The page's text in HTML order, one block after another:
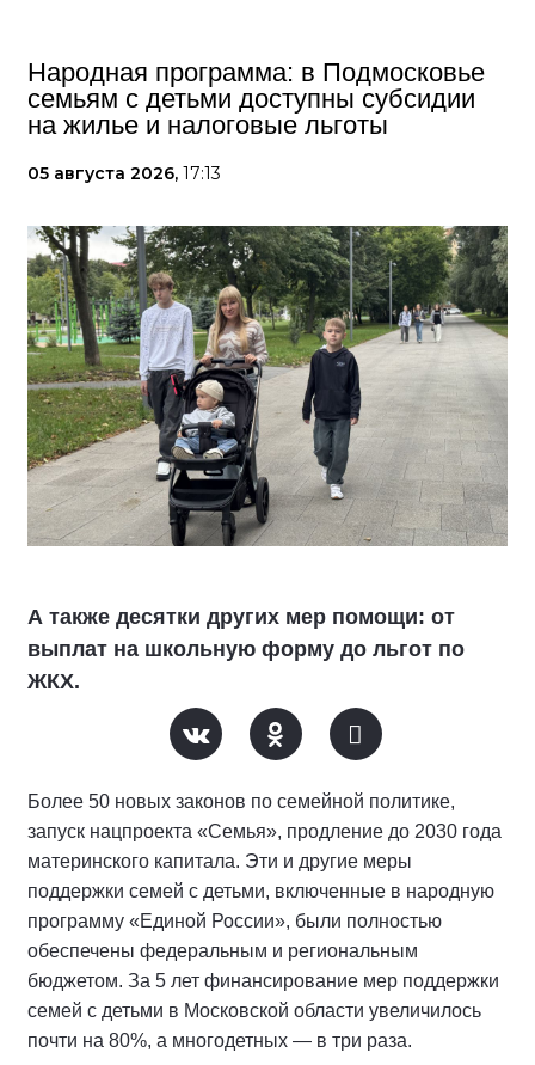
Народная программа: в Подмосковье
семьям с детьми доступны субсидии
на жилье и налоговые льготы
05 августа 2026, 17:13
А также десятки других мер помощи: от
выплат на школьную форму до льгот по
ЖКХ.
Более 50 новых законов по семейной политике,
запуск нацпроекта «Семья», продление до 2030 года
материнского капитала. Эти и другие меры
поддержки семей с детьми, включенные в народную
программу «Единой России», были полностью
обеспечены федеральным и региональным
бюджетом. За 5 лет финансирование мер поддержки
семей с детьми в Московской области увеличилось
почти на 80%, а многодетных — в три раза.